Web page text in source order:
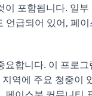
이 포함됩니다. 일
언급되어 있어, 페
합니다. 이 프로
역에 주요 청중이